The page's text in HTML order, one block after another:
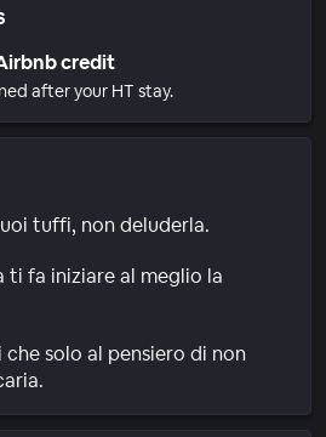
credit
after your HT stay.
tuffi, non deluderla.
ti fa iniziare al meglio la
solo al pensiero di non